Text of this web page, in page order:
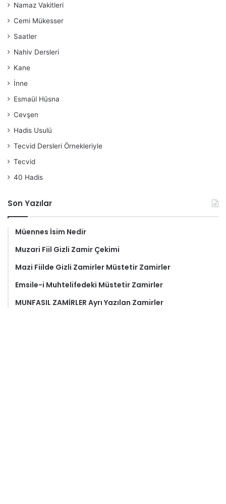
Namaz Vakitleri
Cemi Mükesser
Saatler
Nahiv Dersleri
Kane
İnne
Esmaül Hüsna
Cevşen
Hadis Usulü
Tecvid Dersleri Örnekleriyle
Tecvid
40 Hadis
Son Yazılar
Müennes İsim Nedir
Muzari Fiil Gizli Zamir Çekimi
Mazi Fiilde Gizli Zamirler Müstetir Zamirler
Emsile-i Muhtelifedeki Müstetir Zamirler
MUNFASIL ZAMİRLER Ayrı Yazılan Zamirler